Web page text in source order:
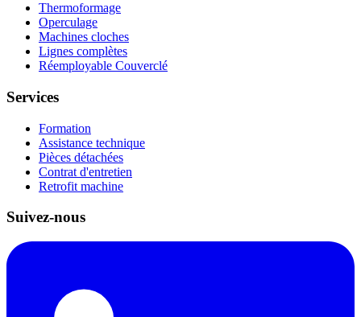
Thermoformage
Operculage
Machines cloches
Lignes complètes
Réemployable Couverclé
Services
Formation
Assistance technique
Pièces détachées
Contrat d'entretien
Retrofit machine
Suivez-nous